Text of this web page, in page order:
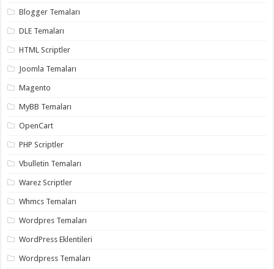
taşımacılık,
organizasyon,
organizasyon,
organizasyon,
gaziantep
organizasyon,
gaziantep
organizasyon,
gaziantep
organizasyon
gaziantep
palyaço,
twitter
takipçi
hilesi
takipçi
instagram
hilesi ,
Blogger Temaları
DLE Temaları
HTML Scriptler
Joomla Temaları
Magento
MyBB Temaları
OpenCart
PHP Scriptler
Vbulletin Temaları
Warez Scriptler
Whmcs Temaları
Wordpres Temaları
WordPress Eklentileri
Wordpress Temaları